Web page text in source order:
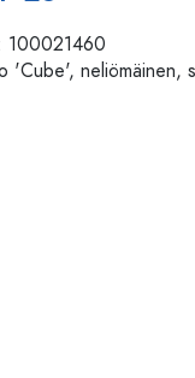
100021460